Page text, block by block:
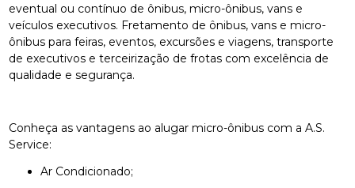
eventual ou contínuo de ônibus, micro-ônibus, vans e
veículos executivos. Fretamento de ônibus, vans e micro-
ônibus para feiras, eventos, excursões e viagens, transporte
de executivos e terceirização de frotas com excelência de
qualidade e segurança.
Conheça as vantagens ao alugar micro-ônibus com a A.S.
Service:
Ar Condicionado;